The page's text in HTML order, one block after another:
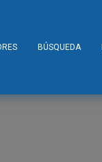
BÚSQUEDA